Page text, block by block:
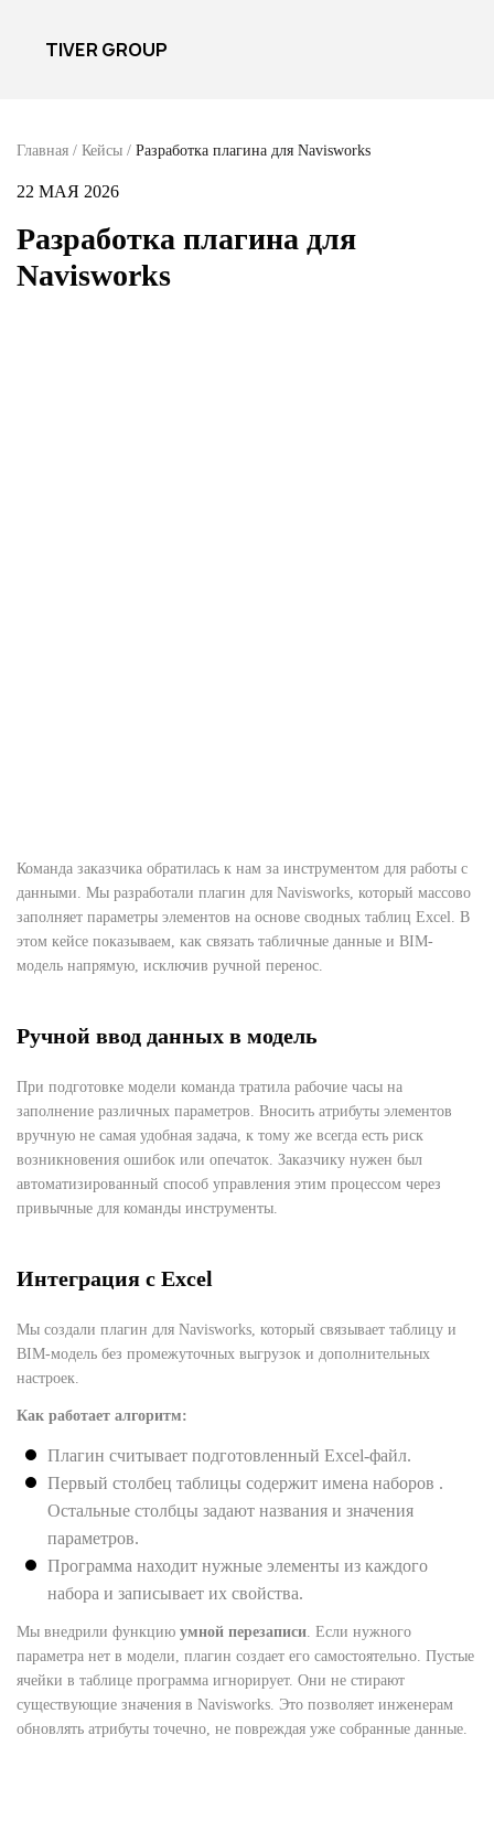
TIVER GROUP
Главная / Кейсы / Разработка плагина для Navisworks
22 МАЯ 2026
Разработка плагина для
Navisworks
Команда заказчика обратилась к нам за инструментом для работы с
данными. Мы разработали плагин для Navisworks, который массово
заполняет параметры элементов на основе сводных таблиц Excel. В
этом кейсе показываем, как связать табличные данные и BIM-
модель напрямую, исключив ручной перенос.
Ручной ввод данных в модель
При подготовке модели команда тратила рабочие часы на
заполнение различных параметров. Вносить атрибуты элементов
вручную не самая удобная задача, к тому же всегда есть риск
возникновения ошибок или опечаток. Заказчику нужен был
автоматизированный способ управления этим процессом через
привычные для команды инструменты.
Интеграция с Excel
Мы создали плагин для Navisworks, который связывает таблицу и
BIM-модель без промежуточных выгрузок и дополнительных
настроек.
Как работает алгоритм:
Плагин считывает подготовленный Excel-файл.
Первый столбец таблицы содержит имена наборов .
Остальные столбцы задают названия и значения
параметров.
Программа находит нужные элементы из каждого
набора и записывает их свойства.
Мы внедрили функцию умной перезаписи. Если нужного
параметра нет в модели, плагин создает его самостоятельно. Пустые
ячейки в таблице программа игнорирует. Они не стирают
существующие значения в Navisworks. Это позволяет инженерам
обновлять атрибуты точечно, не повреждая уже собранные данные.